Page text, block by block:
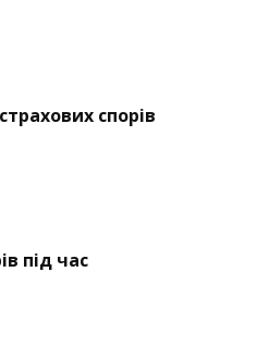
спорів
під час